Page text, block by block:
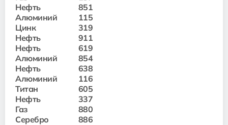
Нефть
851
Алюминий
115
Цинк
319
Нефть
911
Нефть
619
Алюминий
854
Нефть
638
Алюминий
116
Титан
605
Нефть
337
Газ
880
Серебро
886